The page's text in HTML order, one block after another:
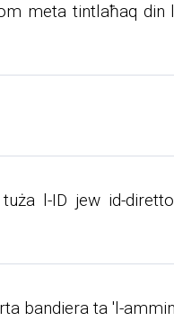
meta tintlaħaq din
l-ID jew id-
bandiera ta 'l-